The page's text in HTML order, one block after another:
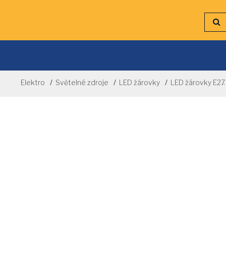
Elektro Světelné zdroje LED žárovky LED žárovky E27